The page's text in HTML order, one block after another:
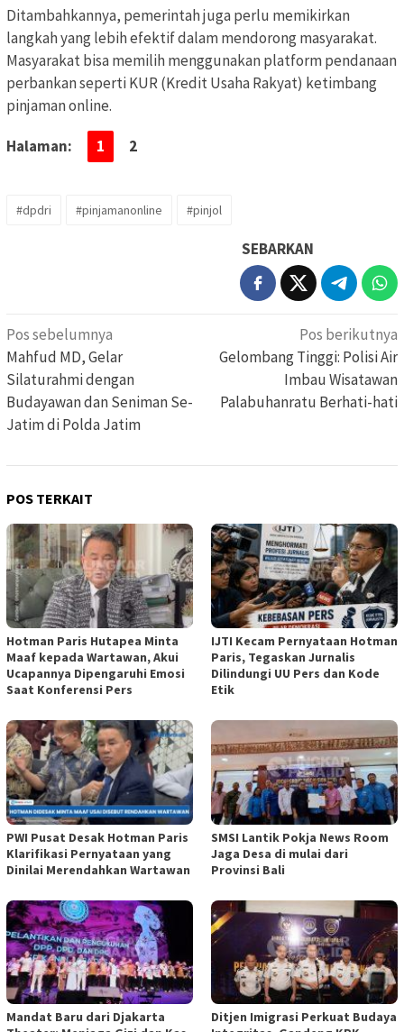
Ditambahkannya, pemerintah juga perlu memikirkan
langkah yang lebih efektif dalam mendorong masyarakat.
Masyarakat bisa memilih menggunakan platform pendanaan
perbankan seperti KUR (Kredit Usaha Rakyat) ketimbang
pinjaman online.
Halaman: 1 2
#dpdri #pinjamanonline #pinjol
SEBARKAN
Navigasi
pos
Pos sebelumnya
Mahfud MD, Gelar
Silaturahmi dengan
Budayawan dan Seniman Se-
Jatim di Polda Jatim
Pos berikutnya
Gelombang Tinggi: Polisi Air
Imbau Wisatawan
Palabuhanratu Berhati-hati
POS TERKAIT
Hotman Paris Hutapea Minta
Maaf kepada Wartawan, Akui
Ucapannya Dipengaruhi Emosi
Saat Konferensi Pers
IJTI Kecam Pernyataan Hotman
Paris, Tegaskan Jurnalis
Dilindungi UU Pers dan Kode
Etik
PWI Pusat Desak Hotman Paris
Klarifikasi Pernyataan yang
Dinilai Merendahkan Wartawan
SMSI Lantik Pokja News Room
Jaga Desa di mulai dari
Provinsi Bali
Mandat Baru dari Djakarta
Ditjen Imigrasi Perkuat Budaya